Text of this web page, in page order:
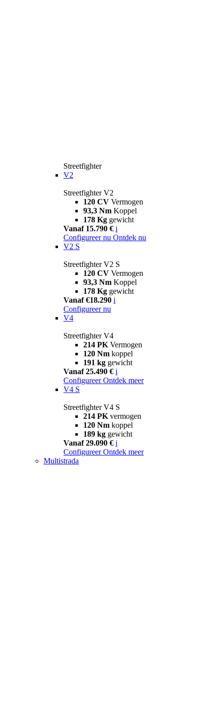
Streetfighter
V2
Streetfighter V2
120 CV Vermogen
93,3 Nm Koppel
178 Kg gewicht
Vanaf 15.790 € i
Configureer nu Ontdek nu
V2 S
Streetfighter V2 S
120 CV Vermogen
93,3 Nm Koppel
178 Kg gewicht
Vanaf €18.290 i
Configureer nu
V4
Streetfighter V4
214 PK Vermogen
120 Nm koppel
191 kg gewicht
Vanaf 25.490 € i
Configureer Ontdek meer
V4 S
Streetfighter V4 S
214 PK vermogen
120 Nm koppel
189 kg gewicht
Vanaf 29.090 € i
Configureer Ontdek meer
Multistrada